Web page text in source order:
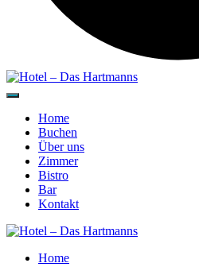
Home
Buchen
Über uns
Zimmer
Bistro
Bar
Kontakt
Home